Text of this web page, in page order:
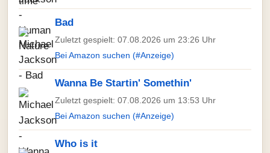
Bad
Zuletzt gespielt: 07.08.2026 um 23:26 Uhr
Bei Amazon suchen (#Anzeige)
Wanna Be Startin' Somethin'
Zuletzt gespielt: 07.08.2026 um 13:53 Uhr
Bei Amazon suchen (#Anzeige)
Who is it